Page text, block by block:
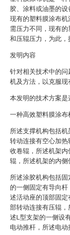
胶、涂料或油墨的设
现有的塑料膜涂布
需压力不同，现有
和压辊压力，为此，
发明内容
针对相关技术中的
机及方法，以克服现
本发明的技术方案是
一种高效塑料膜涂布
所述支撑机构包括
转动连接有空心加
收卷辊，所述机架
辊，所述机架的内侧
所述涂胶机构包括
的一侧固定有导向
述活动座的顶部固
部转动连接有压辊
述L型支架的一侧设
电动推杆，所述电动